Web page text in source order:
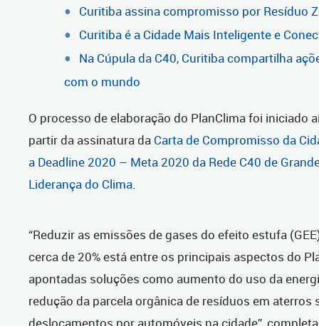
Curitiba assina compromisso por Resíduo
Curitiba é a Cidade Mais Inteligente e
Na Cúpula da C40, Curitiba compartilha
com o mundo
O processo de elaboração do PlanClima foi iniciado
partir da assinatura da Carta de Compromisso da
a Deadline 2020 – Meta 2020 da Rede C40 de
Liderança do Clima.
“Reduzir as emissões de gases do efeito estufa
cerca de 20% está entre os principais aspectos do
apontadas soluções como aumento do uso da
redução da parcela orgânica de resíduos em aterros